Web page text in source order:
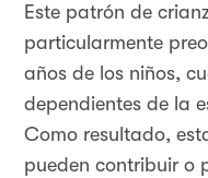
Este patrón de
particularmente
años de los niños,
dependientes de la
Como resultado,
pueden contribuir o